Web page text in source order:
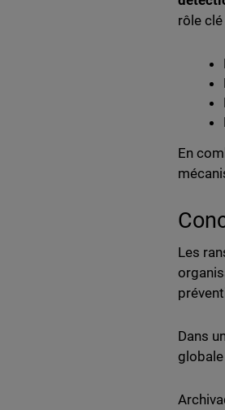
rôle
En
Les
Dans